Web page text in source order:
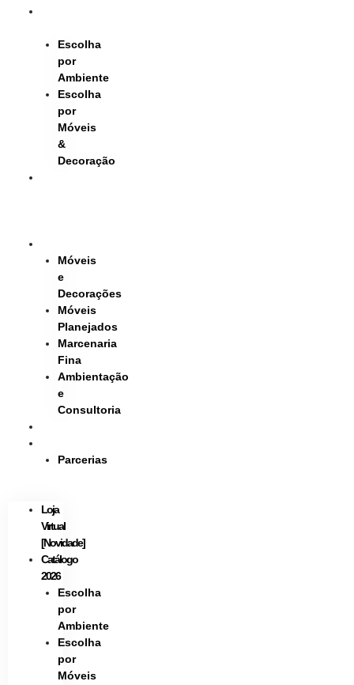
Escolha
por
Ambiente
Escolha
por
Móveis
&
Decoração
Móveis
e
Decorações
Móveis
Planejados
Marcenaria
Fina
Ambientação
e
Consultoria
Parcerias
Loja
Virtual
[Novidade]
Catálogo
2026
Escolha
por
Ambiente
Escolha
por
Móveis